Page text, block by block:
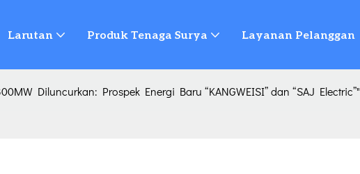
Larutan Produk Tenaga Surya Layanan Pelanggan
Diluncurkan: Prospek Energi Baru “KANGWEISI” dan “SAJ Electric”"